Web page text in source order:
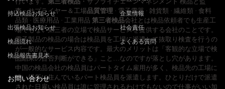
査・サプライヤー＆工場品質管理 · 電子電器 · 雑貨類 · 繊維類 · 食料
品類 · 医療用品 · 工業用品 第三者検品会社とは検品依頼者でも生産工
場でもない第三者の立場で検品サービスを提供する会社のことです。
電子製品の検品の場合は検品員を工場に派遣して抜取り検査を行うの
が一般的なサービス内容です。最大のメリットは「客観的な立場で検
品結果の合否判断ができる」こと…なのですが落とし穴があります。
中国の検品会社の検品員はパートタイム雇用が多く、検品先の工場に
近い場所に住んでいるパート検品員を派遣します。ひとりだけで派遣
された日雇い検品員は誰に管理されるわけでもないので仕事がいい加
持込検品お知らせ
出張検品お知らせ
検品流れ
検品報告書見本
企業情報
社会責任
よくある質問
お問い合わせ